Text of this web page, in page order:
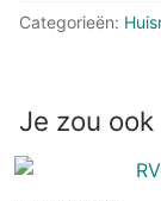
huisnummer
#3
Categorieën:
Je zou